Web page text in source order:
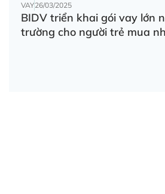
VAY26/03/2025
BIDV triển khai gói vay lớn
trường cho người trẻ mua